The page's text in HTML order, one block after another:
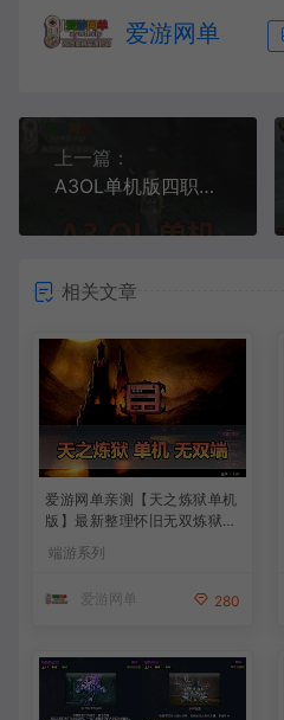
爱游网单
上一篇：
A3OL单机版四职业送GM攻略韩国经典复古网游单机219虚拟机一键端
相关文章
爱游网单亲测【天之炼狱单机
版】最新整理怀旧无双炼狱端
发道具 视频安装教学 虚拟机
端游系列
爱游网单 280